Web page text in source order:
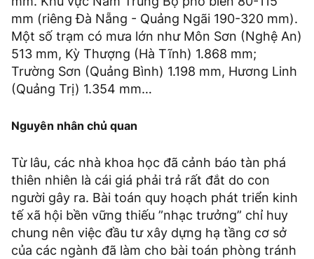
mm (riêng Đà Nẵng - Quảng Ngãi 190-320 mm).
Một số trạm có mưa lớn như Môn Sơn (Nghệ An)
513 mm, Kỳ Thượng (Hà Tĩnh) 1.868 mm;
Trường Sơn (Quảng Bình) 1.198 mm, Hương Linh
(Quảng Trị) 1.354 mm…
Nguyên nhân chủ quan
Từ lâu, các nhà khoa học đã cảnh báo tàn phá
thiên nhiên là cái giá phải trả rất đắt do con
người gây ra. Bài toán quy hoạch phát triển kinh
tế xã hội bền vững thiếu ”nhạc trưởng” chỉ huy
chung nên việc đầu tư xây dựng hạ tầng cơ sở
của các ngành đã làm cho bài toán phòng tránh